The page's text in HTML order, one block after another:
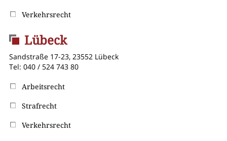
Verkehrsrecht
Lübeck
Sandstraße 17-23, 23552 Lübeck
Tel: 040 / 524 743 80
Arbeitsrecht
Strafrecht
Verkehrsrecht